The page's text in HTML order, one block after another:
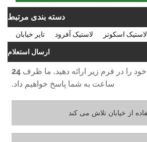
دسته بندی مرتبط
تایر خیابان لاستیک آفرود لاستیک اسکوتر
ارسال استعلام
لطفاً درخواست خود را در فرم زیر ارائه دهید. ما ظرف 24
ساعت به شما پاسخ خواهیم داد.